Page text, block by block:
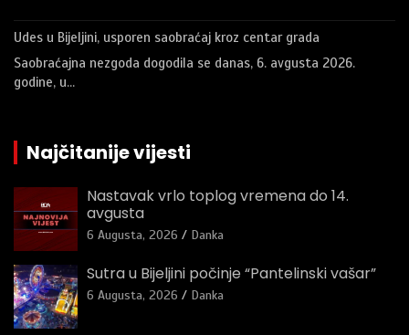
Udes u Bijeljini, usporen saobraćaj kroz centar grada
Saobraćajna nezgoda dogodila se danas, 6. avgusta 2026.
godine, u…
Najčitanije vijesti
Nastavak vrlo toplog vremena do 14.
avgusta
6 Augusta, 2026 Danka
Sutra u Bijeljini počinje “Pantelinski vašar”
6 Augusta, 2026 Danka